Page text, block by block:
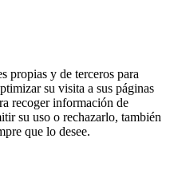
propias y de terceros para
su visita a sus páginas
recoger información de
su uso o rechazarlo, también
que lo desee.